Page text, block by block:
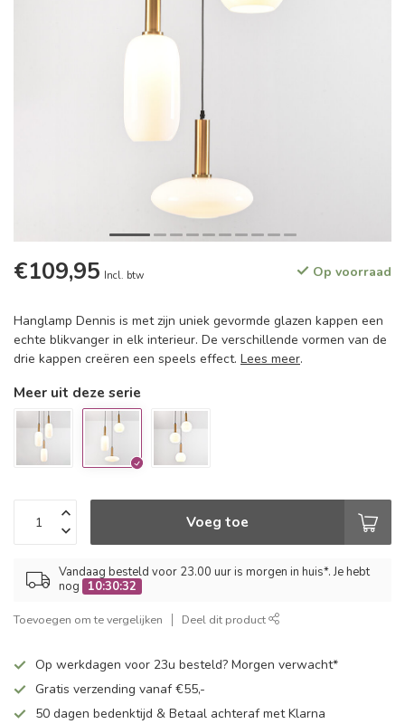
€109,95 Incl. btw Op voorraad
Hanglamp Dennis is met zijn uniek gevormde glazen kappen een
echte blikvanger in elk interieur. De verschillende vormen van de
drie kappen creëren een speels effect. Lees meer.
Meer uit deze serie
Voeg toe
Vandaag besteld voor 23.00 uur is morgen in huis*. Je hebt
nog
10:30:32
Toevoegen om te vergelijken Deel dit product
Op werkdagen voor 23u besteld? Morgen verwacht*
Gratis verzending vanaf €55,-
50 dagen bedenktijd & Betaal achteraf met Klarna